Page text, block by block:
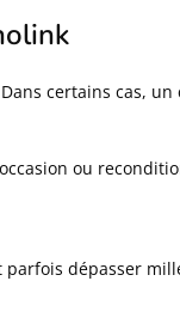
certains cas,
ou
dépasser